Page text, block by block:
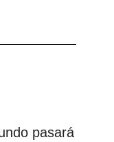
pasará